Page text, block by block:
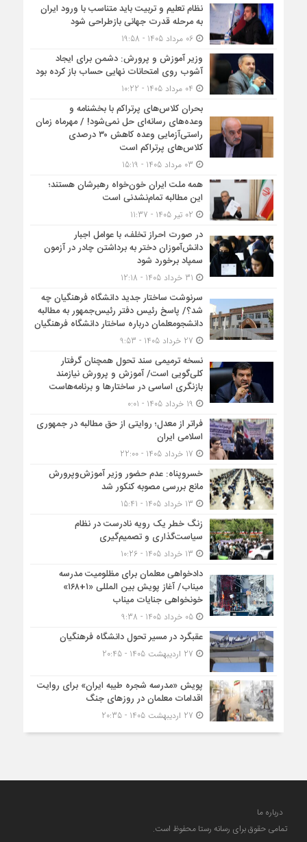
نظام تعلیم و تربیت باید متناسب با ورود ایران
به مرحله قدرت جهانی بازطراحی شود
06 مرداد 1405 - 19:58
وزیر آموزش و پرورش: دشمن برای ایجاد
آشوب روی امتحانات نهایی حساب باز کرده بود
بحران کلاس‌های پرتراکم با بخشنامه و
وعده‌های رسانه‌ای حل نمی‌شود! / مهرماه زمان
راستی‌آزمایی وعده کاهش ۳۰ درصدی
کلاس‌های پرتراکم است
همه ملت ایران خون‌خواه رهبرشان هستند؛
این مطالبه تمام‌نشدنی است
در صورت احراز تخلف، با عوامل اجبار
دانش‌آموزان دختر به برداشتن چادر در آزمون
سمپاد برخورد شود
سرنوشت ساختار جدید دانشگاه فرهنگیان چه
شد؟/ پاسخ رئیس دفتر رئیس‌جمهور به مطالبه
دانشجومعلمان درباره ساختار دانشگاه فرهنگیان
نسخه ترمیمی سند تحول همچنان گرفتار
کلی‌گویی است/ آموزش و پرورش نیازمند
بازنگری اساسی در ساختارها و برنامه‌هاست
فراتر از معدل؛ روایتی از حق مطالبه در جمهوری
اسلامی ایران
خسروپناه: عدم حضور وزیر آموزش‌وپرورش
مانع بررسی مصوبه کنکور شد
زنگ خطر یک رویه نادرست در نظام
سیاست‌گذاری و تصمیم‌گیری
دادخواهی معلمان برای مظلومیت مدرسه
میناب/ آغاز پویش بین المللی «۱+۱۶۸»
خونخواهی جنایات میناب
05 خرداد 1405 - 9:38
عقبگرد در مسیر تحول دانشگاه فرهنگیان
پویش «مدرسه شجره طیبه ایران» برای روایت
اقدامات معلمان در روزهای جنگ
درباره ما
تمامی حقوق برای رسانه رستا محفوظ است.